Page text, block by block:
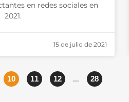
en redes sociales en
2021.
15 de julio de 2021
10 11 12 … 28